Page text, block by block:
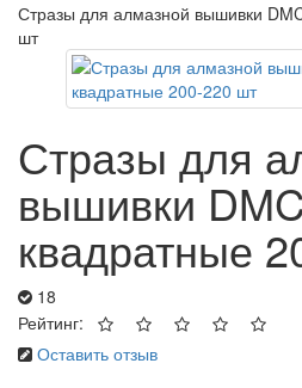
Стразы для алмазной вышивки
шт
Стразы для
вышивки
квадратные
18
Рейтинг:
Оставить отзыв